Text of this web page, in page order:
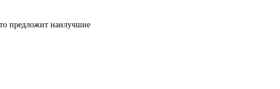
предложит наилучшие